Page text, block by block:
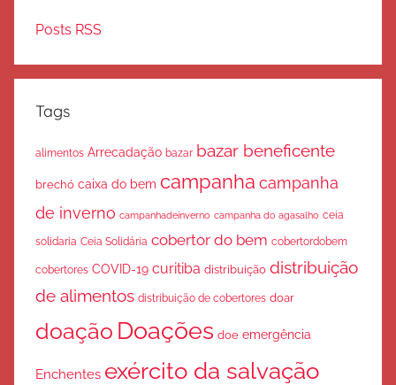
Posts RSS
Tags
alimentos Arrecadação bazar bazar beneficente
brechó caixa do bem campanha campanha
de inverno campanhadeinverno campanha do agasalho ceia
solidaria Ceia Solidária cobertor do bem cobertordobem
cobertores COVID-19 curitiba distribuição distribuição
de alimentos distribuição de cobertores doar
doação Doações doe emergência
Enchentes exército da salvação